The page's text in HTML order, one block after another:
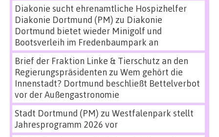
Diakonie sucht ehrenamtliche Hospizhelfer
Diakonie Dortmund (PM) zu Diakonie
Dortmund bietet wieder Minigolf und
Bootsverleih im Fredenbaumpark an
Brief der Fraktion Linke & Tierschutz an den
Regierungspräsidenten zu Wem gehört die
Innenstadt? Dortmund beschließt Bettelverbot
vor der Außengastronomie
Stadt Dortmund (PM) zu Westfalenpark stellt
Jahresprogramm 2026 vor